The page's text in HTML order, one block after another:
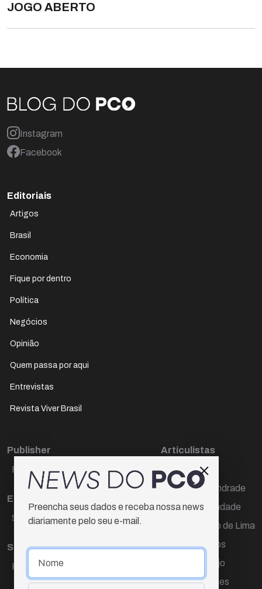
JOGO ABERTO
Instagram
Facebook
Editoriais
Artigos
Brasil
Economia
Fique por dentro
Política
Negócios
Opinião
Quem passa por aqui
Entrevistas
Revista Viver Brasil
Publisher
Paulo Cesar de Oliveira
Editora Chefe
Sueli Cotta
Sub-editora
Raquel Ayres
Articulistas
Décio Freire
Dr Marcos Andrade
Hamilton Trindade
Igor Carvalho de Lima
Mario Campos
Renata Araújo
Wagner Gomes
Preencha seus dados e receba nossa news
diariamente pelo seu e-mail.